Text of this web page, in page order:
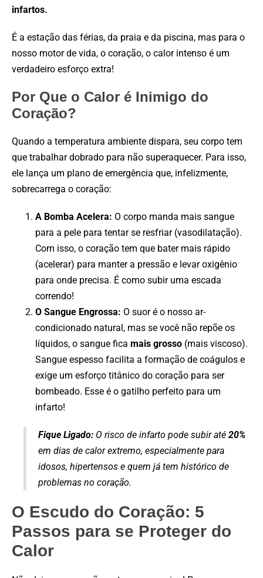
infartos.
É a estação das férias, da praia e da piscina, mas para o
nosso motor de vida, o coração, o calor intenso é um
verdadeiro esforço extra!
Por Que o Calor é Inimigo do
Coração?
Quando a temperatura ambiente dispara, seu corpo tem
que trabalhar dobrado para não superaquecer. Para isso,
ele lança um plano de emergência que, infelizmente,
sobrecarrega o coração:
A Bomba Acelera: O corpo manda mais sangue
para a pele para tentar se resfriar (vasodilatação).
Com isso, o coração tem que bater mais rápido
(acelerar) para manter a pressão e levar oxigênio
para onde precisa. É como subir uma escada
correndo!
O Sangue Engrossa: O suor é o nosso ar-
condicionado natural, mas se você não repõe os
líquidos, o sangue fica mais grosso (mais viscoso).
Sangue espesso facilita a formação de coágulos e
exige um esforço titânico do coração para ser
bombeado. Esse é o gatilho perfeito para um
infarto!
Fique Ligado: O risco de infarto pode subir até 20%
em dias de calor extremo, especialmente para
idosos, hipertensos e quem já tem histórico de
problemas no coração.
O Escudo do Coração: 5
Passos para se Proteger do
Calor